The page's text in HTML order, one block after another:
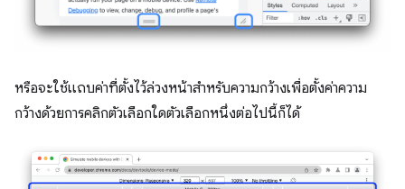
หรือจะใช้แถบค่าที่ตั้งไว้ล่วงหน้าสำหรับความกว้างเพื่อตั้งค่าความ
กว้างด้วยการคลิกตัวเลือกใดตัวเลือกหนึ่งต่อไปนี้ก็ได้